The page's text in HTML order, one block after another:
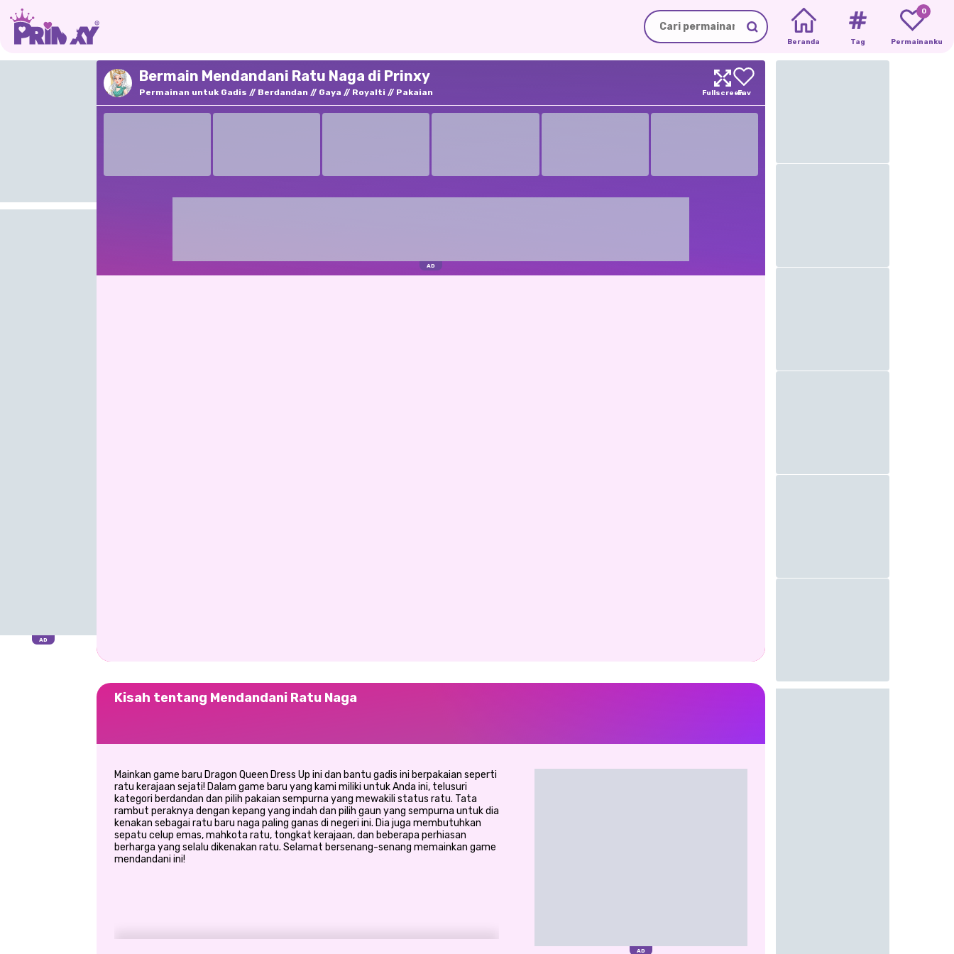
Beranda Tag
0
Permainanku
Bermain Mendandani Ratu Naga di Prinxy
Permainan untuk Gadis Berdandan Gaya Royalti Pakaian
Kisah tentang Mendandani Ratu Naga
Mainkan game baru Dragon Queen Dress Up ini dan bantu gadis ini berpakaian seperti
ratu kerajaan sejati! Dalam game baru yang kami miliki untuk Anda ini, telusuri
kategori berdandan dan pilih pakaian sempurna yang mewakili status ratu. Tata
rambut peraknya dengan kepang yang indah dan pilih gaun yang sempurna untuk dia
kenakan sebagai ratu baru naga paling ganas di negeri ini. Dia juga membutuhkan
sepatu celup emas, mahkota ratu, tongkat kerajaan, dan beberapa perhiasan
berharga yang selalu dikenakan ratu. Selamat bersenang-senang memainkan game
mendandani ini!